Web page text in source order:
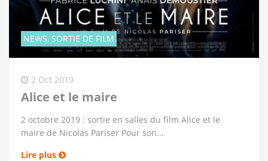
NEWS, SORTIE DE FILM
2 Oct 2019
Alice et le maire
2 octobre 2019 : sortie en salles du film Alice et le
maire de Nicolas Pariser Pour son...
Lire plus